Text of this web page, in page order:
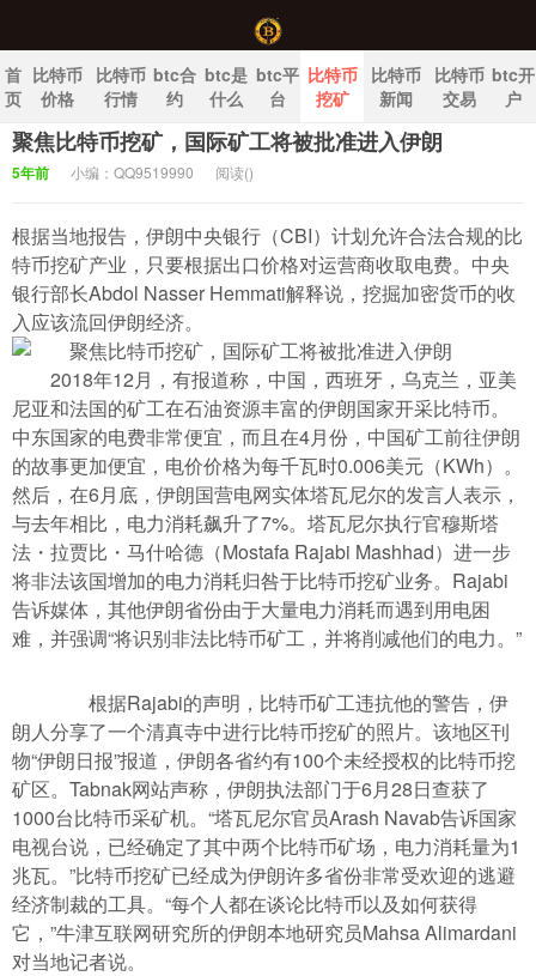
中国比特币官网
首
页
比特币
价格
比特币
行情
btc合
约
btc是
什么
btc平
台
比特币
挖矿
比特币
新闻
比特币
交易
btc开
户
聚焦比特币挖矿，国际矿工将被批准进入伊朗
5年前 小编：QQ9519990 阅读()
根据当地报告，伊朗中央银行（CBI）计划允许合法合规的比
特币挖矿产业，只要根据出口价格对运营商收取电费。中央
银行部长Abdol Nasser Hemmati解释说，挖掘加密货币的收
入应该流回伊朗经济。
2018年12月，有报道称，中国，西班牙，乌克兰，亚美
尼亚和法国的矿工在石油资源丰富的伊朗国家开采比特币。
中东国家的电费非常便宜，而且在4月份，中国矿工前往伊朗
的故事更加便宜，电价价格为每千瓦时0.006美元（KWh）。
然后，在6月底，伊朗国营电网实体塔瓦尼尔的发言人表示，
与去年相比，电力消耗飙升了7%。塔瓦尼尔执行官穆斯塔
法・拉贾比・马什哈德（Mostafa Rajabi Mashhad）进一步
将非法该国增加的电力消耗归咎于比特币挖矿业务。Rajabi
告诉媒体，其他伊朗省份由于大量电力消耗而遇到用电困
难，并强调“将识别非法比特币矿工，并将削减他们的电力。”
根据Rajabi的声明，比特币矿工违抗他的警告，伊
朗人分享了一个清真寺中进行比特币挖矿的照片。该地区刊
物“伊朗日报”报道，伊朗各省约有100个未经授权的比特币挖
矿区。Tabnak网站声称，伊朗执法部门于6月28日查获了
1000台比特币采矿机。“塔瓦尼尔官员Arash Navab告诉国家
电视台说，已经确定了其中两个比特币矿场，电力消耗量为1
兆瓦。”比特币挖矿已经成为伊朗许多省份非常受欢迎的逃避
经济制裁的工具。“每个人都在谈论比特币以及如何获得
它，”牛津互联网研究所的伊朗本地研究员Mahsa Alimardani
对当地记者说。